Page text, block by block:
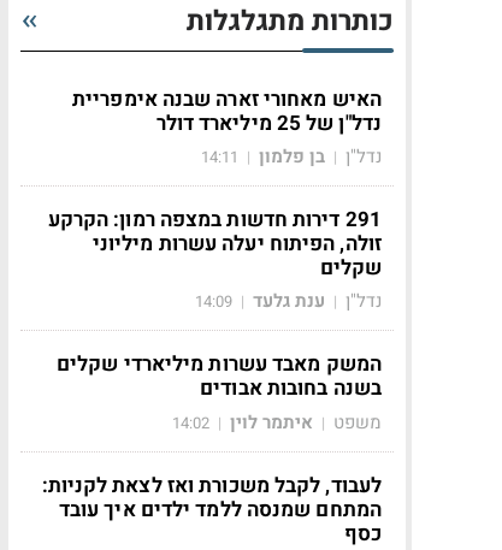
כותרות מתגלגלות
האיש מאחורי זארה שבנה אימפריית
נדל"ן של 25 מיליארד דולר
נדל"ן | בן פלמון |
14:11
291 דירות חדשות במצפה רמון: הקרקע
זולה, הפיתוח יעלה עשרות מיליוני
שקלים
נדל"ן | ענת גלעד |
14:09
המשק מאבד עשרות מיליארדי שקלים
בשנה בחובות אבודים
משפט | איתמר לוין |
14:02
לעבוד, לקבל משכורת ואז לצאת לקניות:
המתחם שמנסה ללמד ילדים איך עובד
כסף